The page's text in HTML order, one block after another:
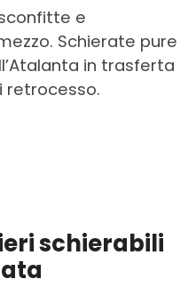
e
Schierate pure
in trasferta
retrocesso.
schierabili